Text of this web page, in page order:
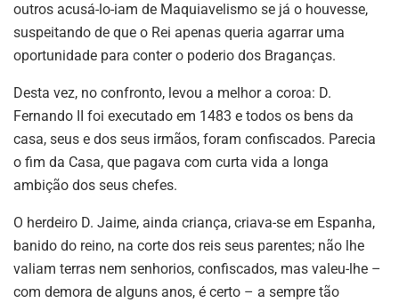
outros acusá-lo-iam de Maquiavelismo se já o houvesse,
suspeitando de que o Rei apenas queria agarrar uma
oportunidade para conter o poderio dos Braganças.
Desta vez, no confronto, levou a melhor a coroa: D.
Fernando II foi executado em 1483 e todos os bens da
casa, seus e dos seus irmãos, foram confiscados. Parecia
o fim da Casa, que pagava com curta vida a longa
ambição dos seus chefes.
O herdeiro D. Jaime, ainda criança, criava-se em Espanha,
banido do reino, na corte dos reis seus parentes; não lhe
valiam terras nem senhorios, confiscados, mas valeu-lhe –
com demora de alguns anos, é certo – a sempre tão